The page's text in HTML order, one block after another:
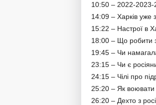
10:50 – 2022-2023-
14:09 – Харків уже
15:22 – Настрої в
18:00 – Що робити
19:45 – Чи
23:15 – Чи є
24:15 – Чілі про
25:20 – Як воювати
26:20 – Дехто з